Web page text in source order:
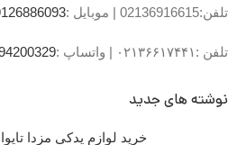
تلفن:02136916615 | موبایل :
تلفن :۰۲۱۳۶۶۱۷۴۴۱ | واتساپ :
نوشته های جدید
خرید لوازم یدکی مزدا